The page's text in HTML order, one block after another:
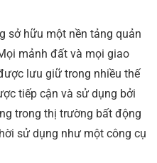
sở hữu một nền tảng quản
mảnh đất và mọi giao
lưu giữ trong nhiều thế
tiếp cận và sử dụng bởi
trong thị trường bất động
sử dụng như một công cụ